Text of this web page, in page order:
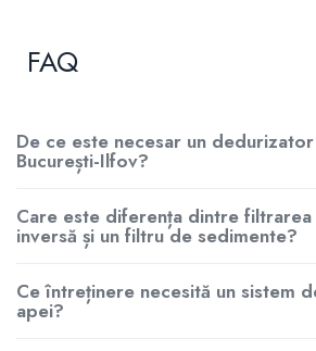
FAQ
De ce este necesar un
București-Ilfov?
Care este diferența dintre
inversă și un filtru de sedimente?
Ce întreținere necesită un sistem
apei?